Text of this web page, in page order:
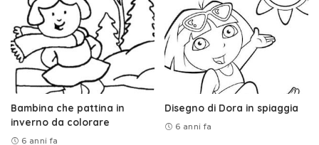
Bambina che pattina in
inverno da colorare
6 anni fa
Disegno di Dora in spiaggia
6 anni fa